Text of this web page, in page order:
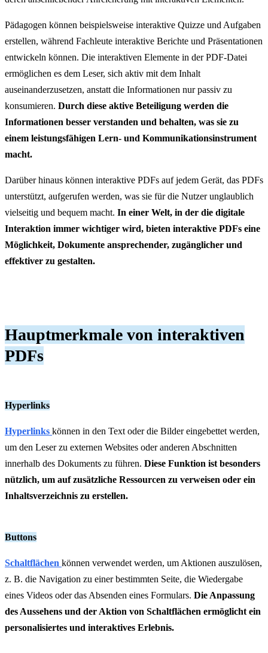
Pädagogen können beispielsweise interaktive Quizze und Aufgaben
erstellen, während Fachleute interaktive Berichte und Präsentationen
entwickeln können. Die interaktiven Elemente in der PDF-Datei
ermöglichen es dem Leser, sich aktiv mit dem Inhalt
auseinanderzusetzen, anstatt die Informationen nur passiv zu
konsumieren. Durch diese aktive Beteiligung werden die
Informationen besser verstanden und behalten, was sie zu
einem leistungsfähigen Lern- und Kommunikationsinstrument
macht.
Darüber hinaus können interaktive PDFs auf jedem Gerät, das PDFs
unterstützt, aufgerufen werden, was sie für die Nutzer unglaublich
vielseitig und bequem macht. In einer Welt, in der die digitale
Interaktion immer wichtiger wird, bieten interaktive PDFs eine
Möglichkeit, Dokumente ansprechender, zugänglicher und
effektiver zu gestalten.
Hauptmerkmale von interaktiven
PDFs
Hyperlinks
Hyperlinks können in den Text oder die Bilder eingebettet werden,
um den Leser zu externen Websites oder anderen Abschnitten
innerhalb des Dokuments zu führen. Diese Funktion ist besonders
nützlich, um auf zusätzliche Ressourcen zu verweisen oder ein
Inhaltsverzeichnis zu erstellen.
Buttons
Schaltflächen können verwendet werden, um Aktionen auszulösen,
z. B. die Navigation zu einer bestimmten Seite, die Wiedergabe
eines Videos oder das Absenden eines Formulars. Die Anpassung
des Aussehens und der Aktion von Schaltflächen ermöglicht ein
personalisiertes und interaktives Erlebnis.